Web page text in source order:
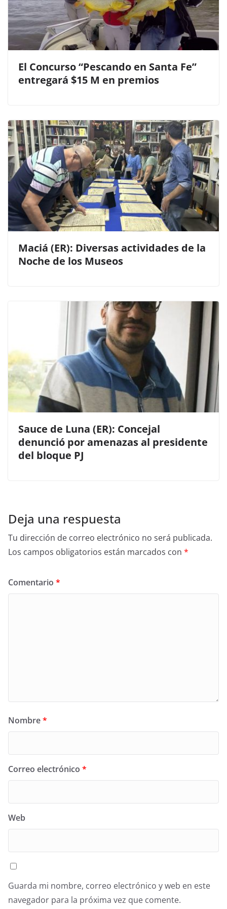
El Concurso “Pescando en Santa Fe”
entregará $15 M en premios
Maciá (ER): Diversas actividades de la
Noche de los Museos
Sauce de Luna (ER): Concejal
denunció por amenazas al presidente
del bloque PJ
Deja una respuesta
Tu dirección de correo electrónico no será publicada.
Los campos obligatorios están marcados con *
Comentario *
Nombre*
Correo electrónico *
Web
Guarda mi nombre, correo electrónico y web en este
navegador para la próxima vez que comente.